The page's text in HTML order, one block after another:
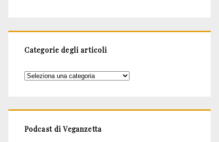
Categorie degli articoli
Categorie
Podcast di Veganzetta